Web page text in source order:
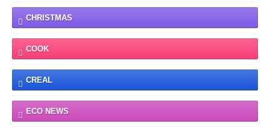
CHRISTMAS
COOK
CREAL
ECO NEWS